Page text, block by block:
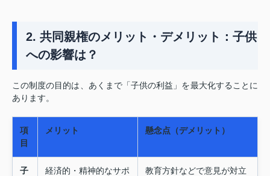
2. 共同親権のメリット・デメリット：子供
への影響は？
この制度の目的は、あくまで「子供の利益」を最大化することに
あります。
項
目
メリット 懸念点（デメリット）
子
経済的・精神的なサポ
教育方針などで意見が対立